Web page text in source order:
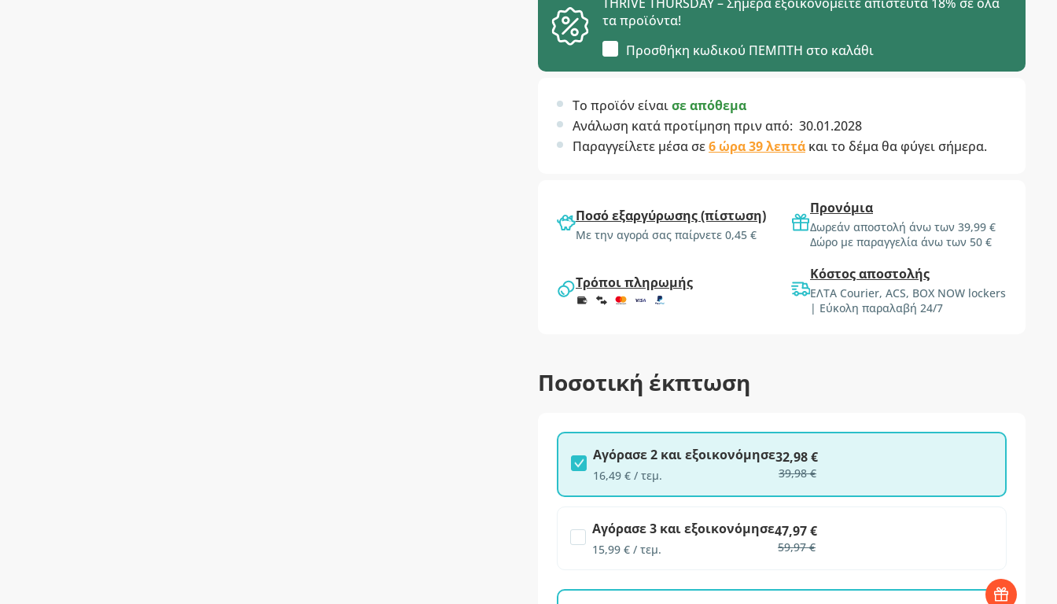
τα προϊόντα!
Προσθήκη κωδικού ΠΕΜΠΤΗ στο καλάθι
Το προϊόν είναισε απόθεμα
Ανάλωση κατά προτίμηση πριν από: 30.01.2028
Παραγγείλετε μέσα σε6 ώρα 39 λεπτά και το δέμα θα φύγει σήμερα.
Ποσό εξαργύρωσης (πίστωση)
Με την αγορά σας παίρνετε 0,45 €
Προνόμια
Δωρεάν αποστολή άνω των 39,99 €
Δώρο με παραγγελία άνω των 50 €
Τρόποι πληρωμής Κόστος αποστολής
ΕΛΤΑ Courier, ACS, BOX NOW lockers
| Εύκολη παραλαβή 24/7
Ποσοτική έκπτωση
Αγόρασε 2 και εξοικονόμησε
16,49 € / τεμ.
32,98 €
39,98 €
Αγόρασε 3 και εξοικονόμησε
15,99 € / τεμ.
47,97 €
59,97 €